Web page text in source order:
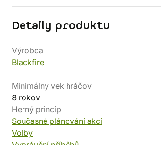
Detaily produktu
Výrobca
Blackfire
Minimálny vek hráčov
8 rokov
Herný princíp
Současné plánování akcí
Volby